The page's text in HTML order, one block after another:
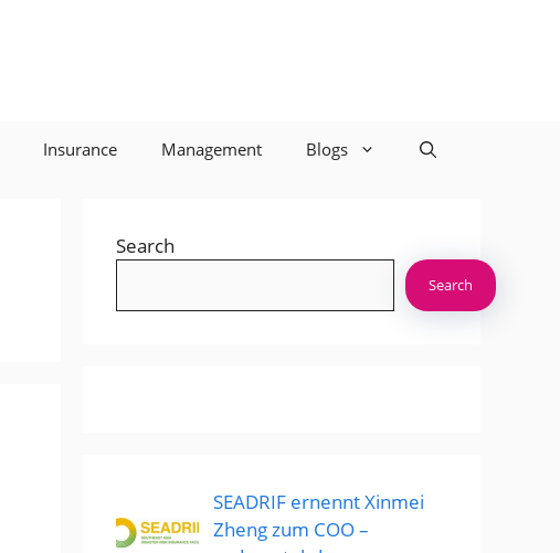
Insurance Management Blogs
Search
Search
SEADRIF ernennt Xinmei
Zheng zum COO –